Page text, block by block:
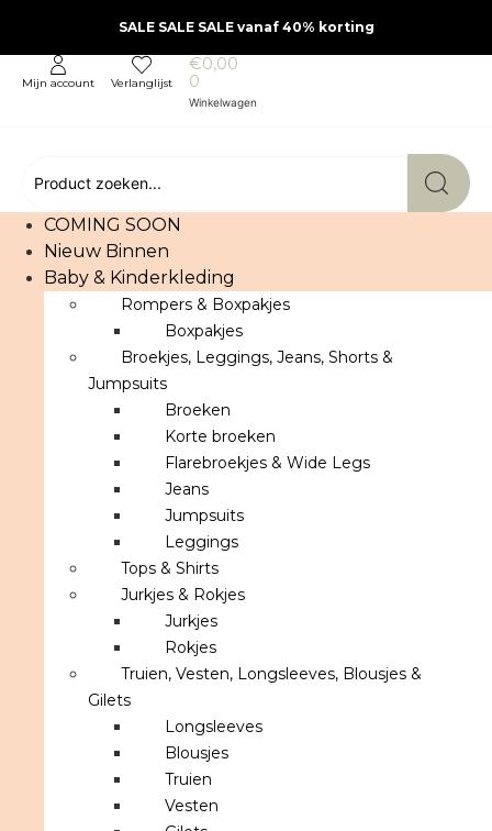
SALE SALE SALE vanaf 40% korting
Mijn account Verlanglijst
€0,00
0
COMING SOON
Nieuw Binnen
Baby & Kinderkleding
Rompers & Boxpakjes
Boxpakjes
Broekjes, Leggings, Jeans, Shorts &
Jumpsuits
Broeken
Korte broeken
Flarebroekjes & Wide Legs
Jeans
Jumpsuits
Leggings
Tops & Shirts
Jurkjes & Rokjes
Jurkjes
Rokjes
Truien, Vesten, Longsleeves, Blousjes &
Gilets
Longsleeves
Blousjes
Truien
Vesten